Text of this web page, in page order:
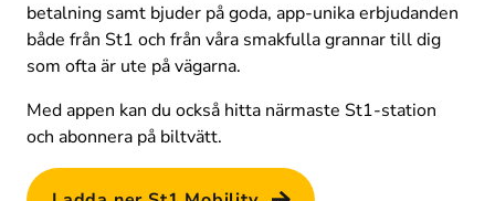
betalning samt bjuder på goda, app-unika erbjudanden
både från St1 och från våra smakfulla grannar till dig
som ofta är ute på vägarna.
Med appen kan du också hitta närmaste St1-station
och abonnera på biltvätt.